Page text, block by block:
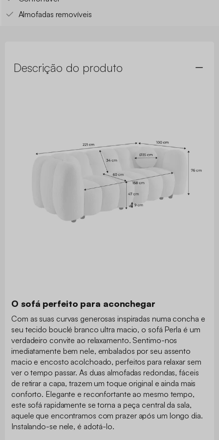
Revestimento em tecido bouclé
O sofá perfeito para aconchegar
Com as suas curvas generosas inspiradas numa concha e
seu tecido bouclé branco ultra macio, o sofá Perla é um
verdadeiro convite ao relaxamento. Sentimo-nos
imediatamente bem nele, embalados por seu assento
macio e encosto acolchoado, perfeitos para relaxar sem
ver o tempo passar. As duas almofadas redondas, fáceis
de retirar a capa, trazem um toque original e ainda mais